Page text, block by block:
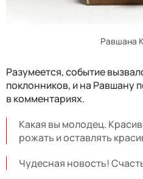
Равшана
Разумеется, событие
поклонников, и на Равшану
в комментариях.
Какая вы молодец.
рожать и оставлять
Чудесная новость!